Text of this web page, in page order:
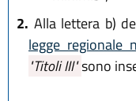
2. Alla lettera b)
legge regionale
"Titoli III"sono